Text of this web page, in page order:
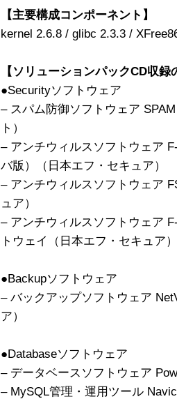
【主要構成コンポーネント】
kernel 2.6.8 / glibc 2.3.3 /
【ソリューションパックCD収
●Securityソフトウェア
– スパム防御ソフトウェア
ト）
– アンチウィルスソフトウェア
バ版）（日本エフ・セキュア）
– アンチウィルスソフトウェア
ュア）
– アンチウィルスソフトウェア
トウェイ（日本エフ・セキュア）
●Backupソフトウェア
– バックアップソフトウェア
ア）
●Databaseソフトウェア
– データベースソフトウェア
– MySQL管理・運用ツール